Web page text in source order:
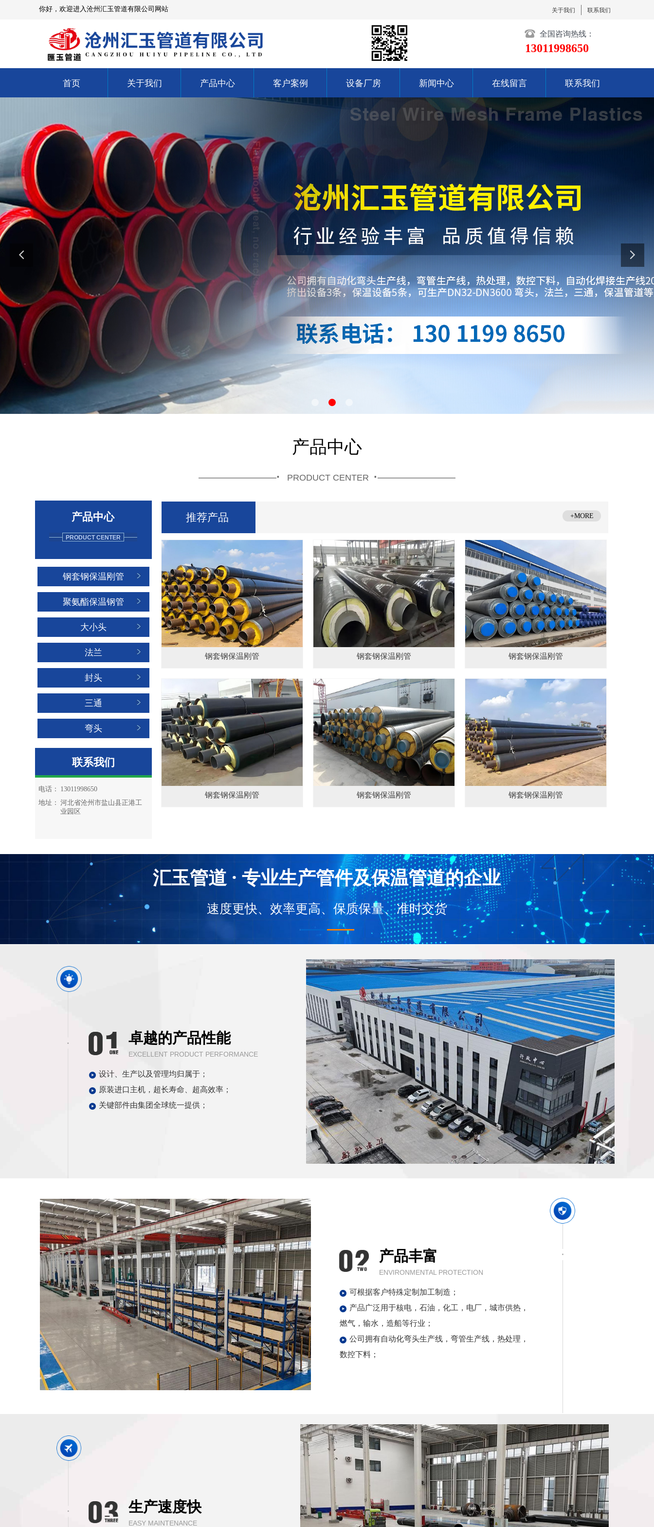
你好，欢迎进入沧州汇玉管道有限公司网站 关于我们 联系我们
全国咨询热线：
13011998650
首页 关于我们 产品中心 客户案例 设备厂房 新闻中心 在线留言 联系我们
产品中心
————————· PRODUCT CENTER ·————————
产品中心
PRODUCT CENTER
钢套钢保温刚管
聚氨酯保温钢管
大小头
法兰
封头
三通
弯头
联系我们
电话：
13011998650
地址： 河北省沧州市盐山县正港工
业园区
推荐产品 +MORE
钢套钢保温刚管 钢套钢保温刚管 钢套钢保温刚管
钢套钢保温刚管 钢套钢保温刚管 钢套钢保温刚管
汇玉管道 · 专业生产管件及保温管道的企业
速度更快、效率更高、保质保量、准时交货
卓越的产品性能
EXCELLENT PRODUCT PERFORMANCE
设计、生产以及管理均归属于；
原装进口主机，超长寿命、超高效率；
关键部件由集团全球统一提供；
产品丰富
ENVIRONMENTAL PROTECTION
可根据客户特殊定制加工制造；
产品广泛用于核电，石油，化工，电厂，城市供热，
燃气，输水，造船等行业；
公司拥有自动化弯头生产线，弯管生产线，热处理，
数控下料；
生产速度快
EASY MAINTENANCE